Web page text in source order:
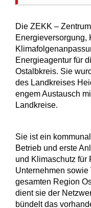
Die ZEKK –
Energieversorgung,
Energieagentur für
Ostalbkreis. Sie
des Landkreises
engem Austausch
Landkreise.
Sie ist ein
Betrieb und erste
und Klimaschutz für
Unternehmen
gesamten Region
dient sie der
bündelt das